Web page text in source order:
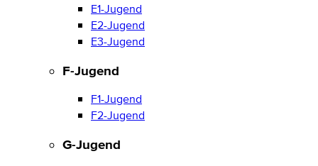
E1-Jugend
E2-Jugend
E3-Jugend
F-Jugend
F1-Jugend
F2-Jugend
G-Jugend